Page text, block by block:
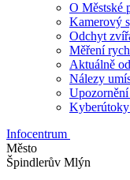
O Městské
Kamerový
Odchyt
Měření
Aktuálně
Nálezy
Infocentrum
Město
Špindlerův Mlýn